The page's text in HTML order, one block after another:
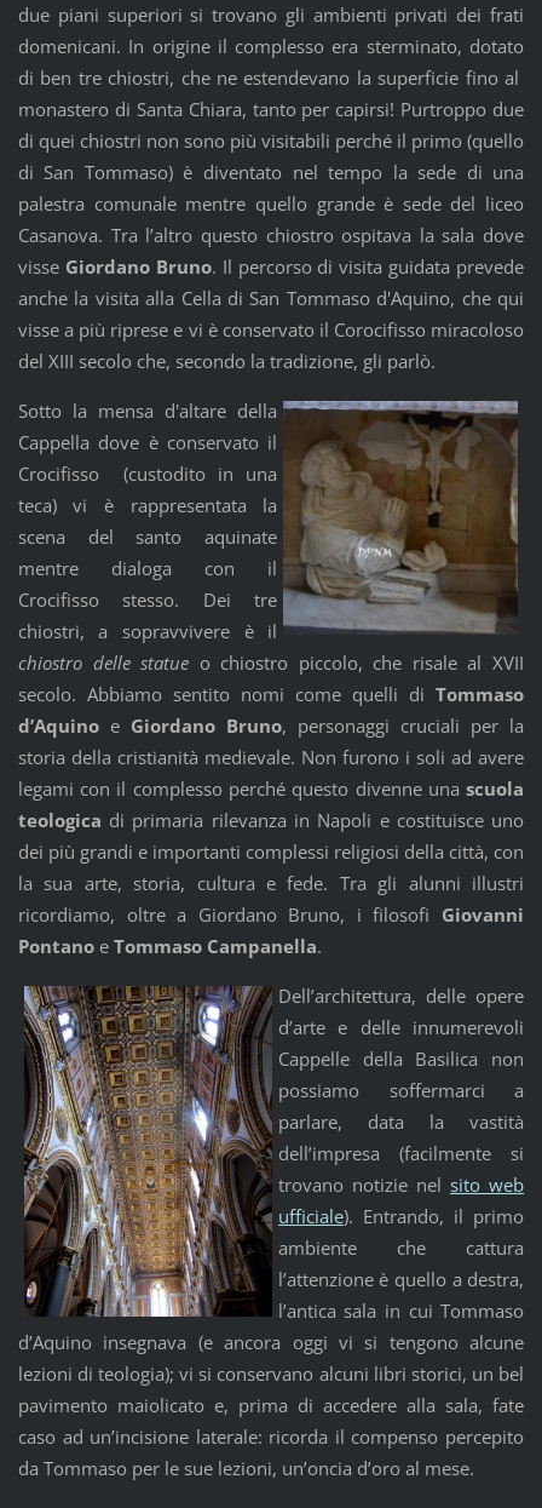
due piani superiori si trovano gli ambienti privati dei frati
domenicani. In origine il complesso era sterminato, dotato
di ben tre chiostri, che ne estendevano la superficie fino al
monastero di Santa Chiara, tanto per capirsi! Purtroppo due
di quei chiostri non sono più visitabili perché il primo (quello
di San Tommaso) è diventato nel tempo la sede di una
palestra comunale mentre quello grande è sede del liceo
Casanova. Tra l’altro questo chiostro ospitava la sala dove
visse Giordano Bruno. Il percorso di visita guidata prevede
anche la visita alla Cella di San Tommaso d'Aquino, che qui
visse a più riprese e vi è conservato il Corocifisso miracoloso
del XIII secolo che, secondo la tradizione, gli parlò.
Sotto la mensa d'altare della
Cappella dove è conservato il
Crocifisso (custodito in una
teca) vi è rappresentata la
scena del santo aquinate
mentre dialoga con il
Crocifisso stesso. Dei tre
chiostri, a sopravvivere è il
chiostro delle statue o chiostro piccolo, che risale al XVII
secolo. Abbiamo sentito nomi come quelli diTommaso
d’Aquinoe Giordano Bruno, personaggi cruciali per la
storia della cristianità medievale. Non furono i soli ad avere
legami con il complesso perché questo divenne unascuola
teologica di primaria rilevanza in Napoli e costituisce uno
dei più grandi e importanti complessi religiosi della città, con
la sua arte, storia, cultura e fede. Tra gli alunni illustri
ricordiamo, oltre a Giordano Bruno, i filosofi Giovanni
Pontanoe Tommaso Campanella.
Dell’architettura, delle opere
d’arte e delle innumerevoli
Cappelle della Basilica non
possiamo soffermarci a
parlare, data la vastità
dell’impresa (facilmente si
trovano notizie nelsito web
ufficiale). Entrando, il primo
ambiente che cattura
l’attenzione è quello a destra,
l’antica sala in cui Tommaso
d’Aquino insegnava (e ancora oggi vi si tengono alcune
lezioni di teologia); vi si conservano alcuni libri storici, un bel
pavimento maiolicato e, prima di accedere alla sala, fate
caso ad un’incisione laterale: ricorda il compenso percepito
da Tommaso per le sue lezioni, un’oncia d’oro al mese.